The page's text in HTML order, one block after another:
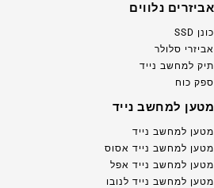
אביזרים נלווים
כונן SSD
אביזרי סלולר
תיק למחשב נייד
ספק כוח
מטען למחשב נייד
מטען למחשב נייד
מטען למחשב נייד אסוס
מטען למחשב נייד אפל
מטען למחשב נייד לנובו